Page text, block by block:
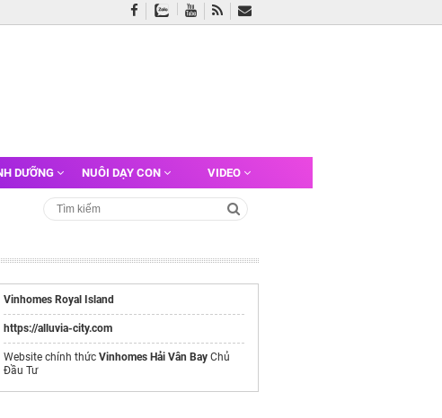
DƯỠNG NUÔI DẠY CON VIDEO
Vinhomes Royal Island
https://alluvia-city.com
Website chính thức Vinhomes Hải Vân Bay Chủ
Đầu Tư